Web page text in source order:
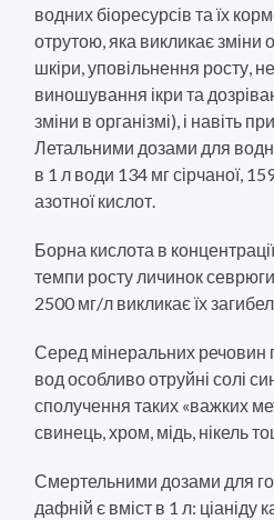
водних біоресурсів та їх
отрутою, яка викликає зміни
шкіри, уповільнення росту,
виношування ікри та
зміни в організмі), і навіть
Летальними дозами для
в 1 л води 134 мг сірчаної,
азотної кислот.
Борна кислота в
темпи росту личинок
2500 мг/л викликає їх
Серед мінеральних речовин
вод особливо отруйні солі
сполучення таких «важких
свинець, хром, мідь, нікель
Смертельними дозами для
дафній є вміст в 1 л: ціаніду